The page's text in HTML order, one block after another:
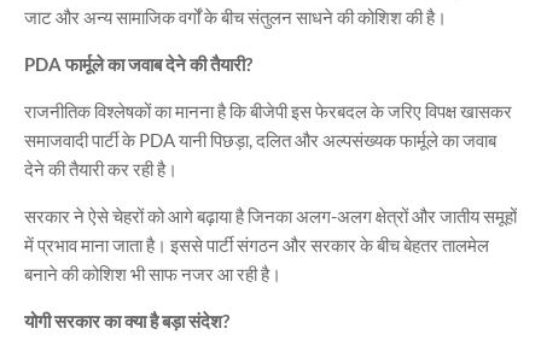
जाट और अन्य सामाजिक वर्गों के बीच संतुलन साधने की कोशिश की है।
PDA फार्मूले का जवाब देने की तैयारी?
राजनीतिक विश्लेषकों का मानना है कि बीजेपी इस फेरबदल के जरिए विपक्ष खासकर
समाजवादी पार्टी के PDA यानी पिछड़ा, दलित और अल्पसंख्यक फार्मूले का जवाब
देने की तैयारी कर रही है।
सरकार ने ऐसे चेहरों को आगे बढ़ाया है जिनका अलग-अलग क्षेत्रों और जातीय समूहों
में प्रभाव माना जाता है। इससे पार्टी संगठन और सरकार के बीच बेहतर तालमेल
बनाने की कोशिश भी साफ नजर आ रही है।
योगी सरकार का क्या है बड़ा संदेश?